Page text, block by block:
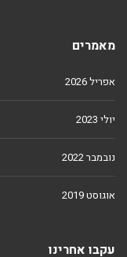
מאמרים
אפריל 2026
יולי 2023
נובמבר 2022
אוגוסט 2019
עקבו אחרינו